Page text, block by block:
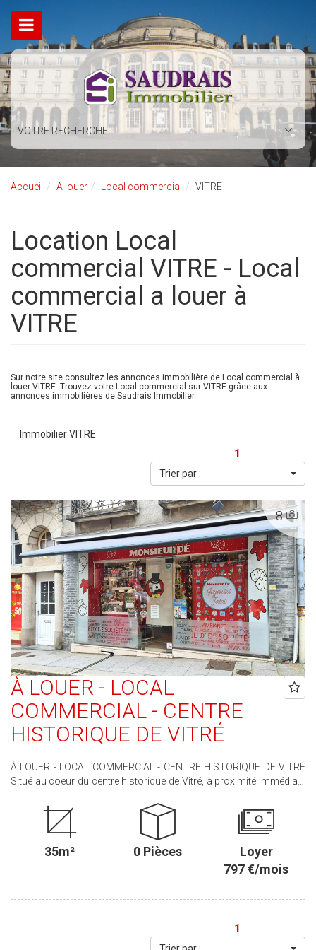
VOTRE RECHERCHE
Accueil A louer Local commercial VITRE
Location Local
commercial VITRE - Local
commercial a louer à
VITRE
Sur notre site consultez les annonces immobilière de Local commercial à
louer VITRE. Trouvez votre Local commercial sur VITRE grâce aux
annonces immobilières de Saudrais Immobilier.
Immobilier VITRE
1
Trier par :
8
À LOUER - LOCAL
COMMERCIAL - CENTRE
HISTORIQUE DE VITRÉ
À LOUER - LOCAL COMMERCIAL - CENTRE HISTORIQUE DE VITRÉ
Situé au coeur du centre historique de Vitré, à proximité immédiate
visibilité grâce à sa vitrine donnant sur rue. Il se compose : - d'un
espace magasin lumineux, - d'un WC, - d'une réserve, - ainsi que
d'un grenier et de deux caves offrant des espaces de stockage
supplémentaires. Tous commerces possibles, hors activités
générant des nuisances. Bail commercial en cours. Disponibilité :
davantage d'informations ou pour organiser une visite.
35m² 0 Pièces
Loyer
797 €/mois
1